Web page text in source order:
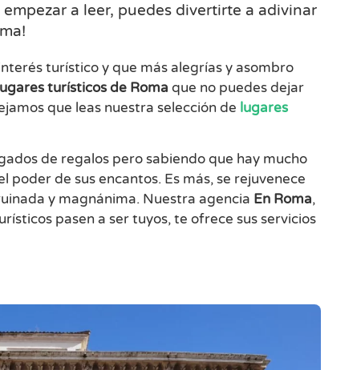
a leer, puedes divertirte a adivinar
turístico y que más alegrías y asombro
turísticos de Roma que no puedes dejar
que leas nuestra selección de lugares
de regalos pero sabiendo que hay mucho
de sus encantos. Es más, se rejuvenece
y magnánima. Nuestra agencia En Roma,
pasen a ser tuyos, te ofrece sus servicios